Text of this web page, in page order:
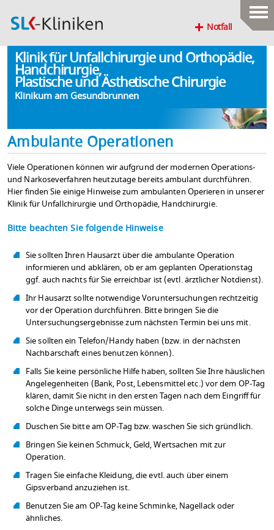
Notfall
Klinik für Unfallchirurgie und Orthopädie,
Handchirurgie,
Plastische und Ästhetische Chirurgie
Klinikum am Gesundbrunnen
Ambulante Operationen
Viele Operationen können wir aufgrund der modernen Operations-
und Narkoseverfahren heutzutage bereits ambulant durchführen.
Hier finden Sie einige Hinweise zum ambulanten Operieren in unserer
Klinik für Unfallchirurgie und Orthopädie, Handchirurgie.
Bitte beachten Sie folgende Hinweise
Sie sollten Ihren Hausarzt über die ambulante Operation
informieren und abklären, ob er am geplanten Operationstag
ggf. auch nachts für Sie erreichbar ist (evtl. ärztlicher Notdienst).
Ihr Hausarzt sollte notwendige Voruntersuchungen rechtzeitig
vor der Operation durchführen. Bitte bringen Sie die
Untersuchungsergebnisse zum nächsten Termin bei uns mit.
Sie sollten ein Telefon/Handy haben (bzw. in der nächsten
Nachbarschaft eines benutzen können).
Falls Sie keine persönliche Hilfe haben, sollten Sie Ihre häuslichen
Angelegenheiten (Bank, Post, Lebensmittel etc.) vor dem OP-Tag
klären, damit Sie nicht in den ersten Tagen nach dem Eingriff für
solche Dinge unterwegs sein müssen.
Duschen Sie bitte am OP-Tag bzw. waschen Sie sich gründlich.
Bringen Sie keinen Schmuck, Geld, Wertsachen mit zur
Operation.
Tragen Sie einfache Kleidung, die evtl. auch über einem
Gipsverband anzuziehen ist.
Benutzen Sie am OP-Tag keine Schminke, Nagellack oder
ähnliches.